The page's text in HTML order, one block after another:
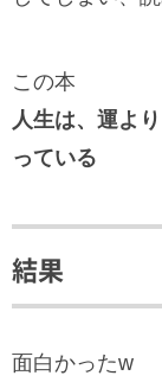
この本
人生は、運よ
っている
結果
面白かったw